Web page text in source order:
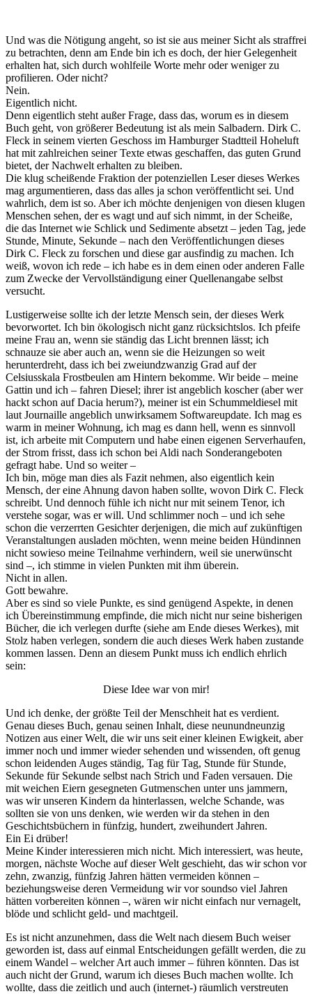
Und was die Nötigung angeht, so ist sie aus meiner Sicht als straffrei
zu betrachten, denn am Ende bin ich es doch, der hier Gelegenheit
erhalten hat, sich durch wohlfeile Worte mehr oder weniger zu
profilieren. Oder nicht?
Nein.
Eigentlich nicht.
Denn eigentlich steht außer Frage, dass das, worum es in die­sem
Buch geht, von größerer Bedeutung ist als mein Salba­dern. Dirk C.
Fleck in seinem vierten Geschoss im Hamburger Stadtteil Hoheluft
hat mit zahlreichen seiner Texte etwas ge­schaffen, das guten Grund
bietet, der Nachwelt erhalten zu blei­ben.
Die klug scheißende Fraktion der potenziellen Leser dieses Wer­kes
mag argumentieren, dass das alles ja schon veröffentlicht sei. Und
wahrlich, dem ist so. Aber ich möchte denjenigen von diesen klugen
Menschen sehen, der es wagt und auf sich nimmt, in der Scheiße,
die das Internet wie Schlick und Se­di­men­te absetzt – jeden Tag, jede
Stunde, Minute, Sekunde – nach den Veröffentlichungen dieses
Dirk C. Fleck zu forschen und diese gar ausfindig zu machen. Ich
weiß, wovon ich rede – ich habe es in dem einen oder anderen Falle
zum Zwecke der Ver­vollständigung einer Quellenangabe selbst
versucht.
Lus­tigerweise sollte ich der letzte Mensch sein, der dieses Werk
bevorwortet. Ich bin ökologisch nicht ganz rücksichtslos. Ich pfeife
meine Frau an, wenn sie ständig das Licht bren­nen lässt; ich
schnauze sie aber auch an, wenn sie die Hei­zungen so weit
herunterdreht, dass ich bei zweiundzwanzig Grad auf der
Celsiusskala Frostbeulen am Hintern bekomme. Wir beide – meine
Gattin und ich – fahren Diesel; ihrer ist angeblich koscher (aber wer
hackt schon auf Dacia herum?), meiner ist ein Schummeldiesel mit
laut Journaille angeb­lich unwirksamem Softwareupdate. Ich mag es
warm in mei­ner Wohnung, ich mag es dann hell, wenn es sinnvoll
ist, ich arbeite mit Computern und habe einen eigenen Server­hau­fen,
der Strom frisst, dass ich schon bei Aldi nach Sonder­an­geboten
gefragt habe. Und so weiter –
Ich bin, möge man dies als Fazit nehmen, also eigentlich kein
Mensch, der eine Ahnung davon haben sollte, wovon Dirk C. Fleck
schreibt. Und dennoch fühle ich nicht nur mit sei­nem Tenor, ich
verstehe sogar, was er will. Und schlimmer noch – und ich sehe
schon die verzerrten Gesichter derjenigen, die mich auf zukünftigen
Veranstaltungen ausladen möch­ten, wenn meine beiden Hündinnen
nicht sowieso meine Teilnahme verhindern, weil sie unerwünscht
sind –, ich stim­me in vielen Punkten mit ihm überein.
Nicht in allen.
Gott bewahre.
Aber es sind so viele Punkte, es sind genügend Aspekte, in de­nen
ich Übereinstimmung empfinde, die mich nicht nur sei­ne bisherigen
Bücher, die ich verlegen durfte (siehe am En­de dieses Werkes), mit
Stolz haben verlegen, sondern die auch dieses Werk haben zustande
kommen lassen. Denn an die­sem Punkt muss ich endlich ehrlich
sein:
Diese Idee war von mir!
Und ich denke, der größte Teil der Menschheit hat es verdient.
Genau dieses Buch, genau seinen Inhalt, diese neunundneunzig
Notizen aus einer Welt, die wir uns seit einer kleinen Ewigkeit, aber
immer noch und immer wieder sehenden und wissenden, oft genug
schon leidenden Auges ständig, Tag für Tag, Stunde für Stunde,
Sekunde für Sekunde selbst nach Strich und Faden versauen. Die
mit weichen Eiern gesegneten Gutmenschen unter uns jammern,
was wir unseren Kindern da hinterlassen, welche Schande, was
sollten sie von uns denken, wie werden wir da stehen in den
Geschichtsbü­chern in fünfzig, hundert, zweihundert Jahren.
Ein Ei drüber!
Meine Kinder interessieren mich nicht. Mich interessiert, was heute,
morgen, nächste Woche auf dieser Welt geschieht, das wir schon vor
zehn, zwanzig, fünfzig Jahren hätten vermei­den können –
beziehungsweise deren Vermeidung wir vor soundso viel Jahren
hätten vorbereiten können –, wären wir nicht einfach nur vernagelt,
blöde und schlicht geld- und machtgeil.
Es ist nicht anzunehmen, dass die Welt nach diesem Buch wei­ser
geworden ist, dass auf einmal Entscheidungen gefällt wer­den, die zu
einem Wandel – welcher Art auch immer – füh­ren könnten. Das ist
auch nicht der Grund, warum ich die­ses Buch machen wollte. Ich
wollte, dass die zeitlich und auch (internet-) räumlich verstreuten